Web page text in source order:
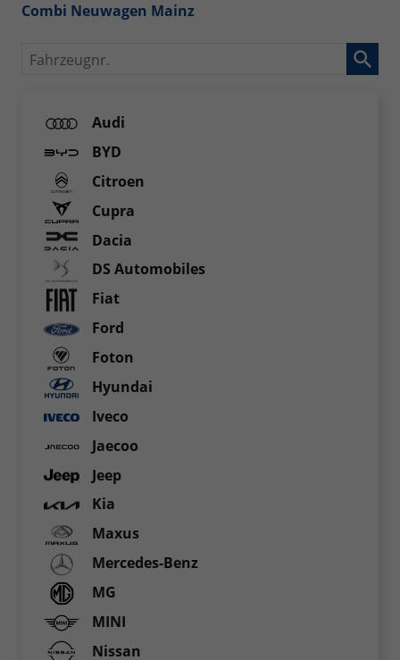
Combi Neuwagen Mainz
Fahrzeugnr.
Audi
BYD
Citroen
Cupra
Dacia
DS Automobiles
Fiat
Ford
Foton
Hyundai
Iveco
Jaecoo
Jeep
Kia
Maxus
Mercedes-Benz
MG
MINI
Nissan